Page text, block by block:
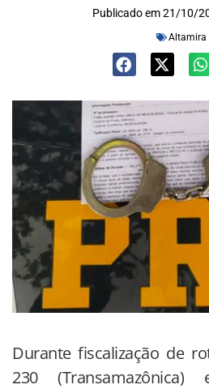
Publicado em 21/10/
Altamira
Durante fiscalização de
230